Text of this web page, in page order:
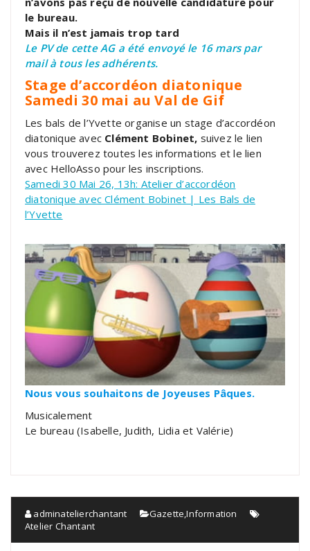
le bureau.
Mais il n’est jamais trop tard
Le PV de cette AG a été envoyé le 16 mars par
mail à tous les adhérents.
Stage d’accordéon diatonique
Samedi 30 mai au Val de Gif
Les bals de l’Yvette organise un stage d’accordéon
diatonique avec Clément Bobinet, suivez le lien
vous trouverez toutes les informations et le lien
avec HelloAsso pour les inscriptions.
Samedi 30 Mai 26, 13h: Atelier d’accordéon
diatonique avec Clément Bobinet | Les Bals de
l’Yvette
Nous vous souhaitons de Joyeuses Pâques.
Musicalement
Le bureau (Isabelle, Judith, Lidia et Valérie)
adminatelierchantant Gazette,Information
Atelier Chantant